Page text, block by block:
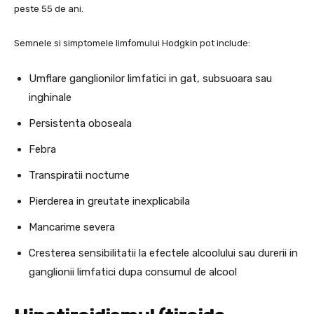
peste 55 de ani.
Semnele si simptomele limfomului Hodgkin pot include:
Umflare ganglionilor limfatici in gat, subsuoara sau
inghinale
Persistenta oboseala
Febra
Transpiratii nocturne
Pierderea in greutate inexplicabila
Mancarime severa
Cresterea sensibilitatii la efectele alcoolului sau durerii in
ganglionii limfatici dupa consumul de alcool